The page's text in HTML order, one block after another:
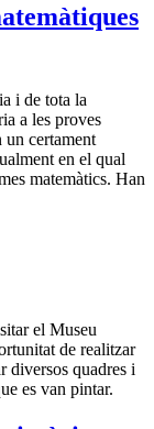
i de tota la
a les proves
un certament
en el qual
matemàtics. Han
el Museu
de realitzar
diversos quadres i
es van pintar.